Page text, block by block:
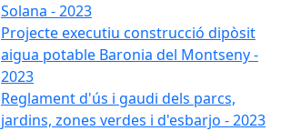
Solana - 2023
Projecte executiu construcció dipòsit
aigua potable Baronia del Montseny -
2023
Reglament d'ús i gaudi dels parcs,
jardins, zones verdes i d'esbarjo - 2023